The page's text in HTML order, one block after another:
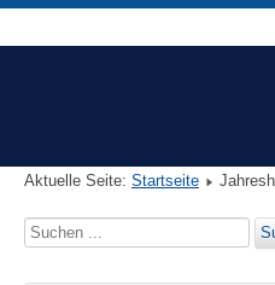
Aktuelle Seite: Startseite
Suchen